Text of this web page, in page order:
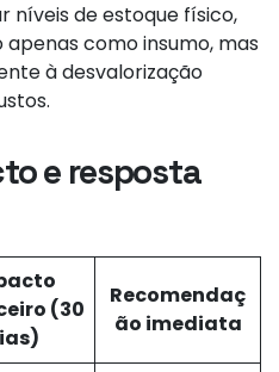
níveis de estoque físico,
como insumo, mas
à desvalorização
e resposta
(30
Recomendaç
ão imediata